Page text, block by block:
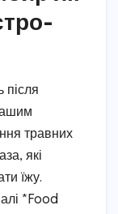
після
травних
які
їжу.
*Food